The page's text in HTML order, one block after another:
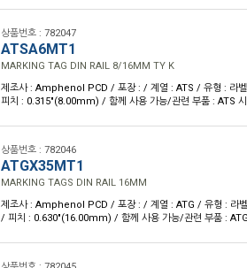
상품번호 : 782047
ATSA6MT1
MARKING TAG DIN RAIL 8/16MM TY K
제조사 : Amphenol PCD / 포장 : / 계열 : ATS / 유형 : 라
피치 : 0.315"(8.00mm) / 함께 사용 가능/관련 부품 : ATS
상품번호 : 782046
ATGX35MT1
MARKING TAGS DIN RAIL 16MM
제조사 : Amphenol PCD / 포장 : / 계열 : ATG / 유형 : 라
/ 피치 : 0.630"(16.00mm) / 함께 사용 가능/관련 부품 :